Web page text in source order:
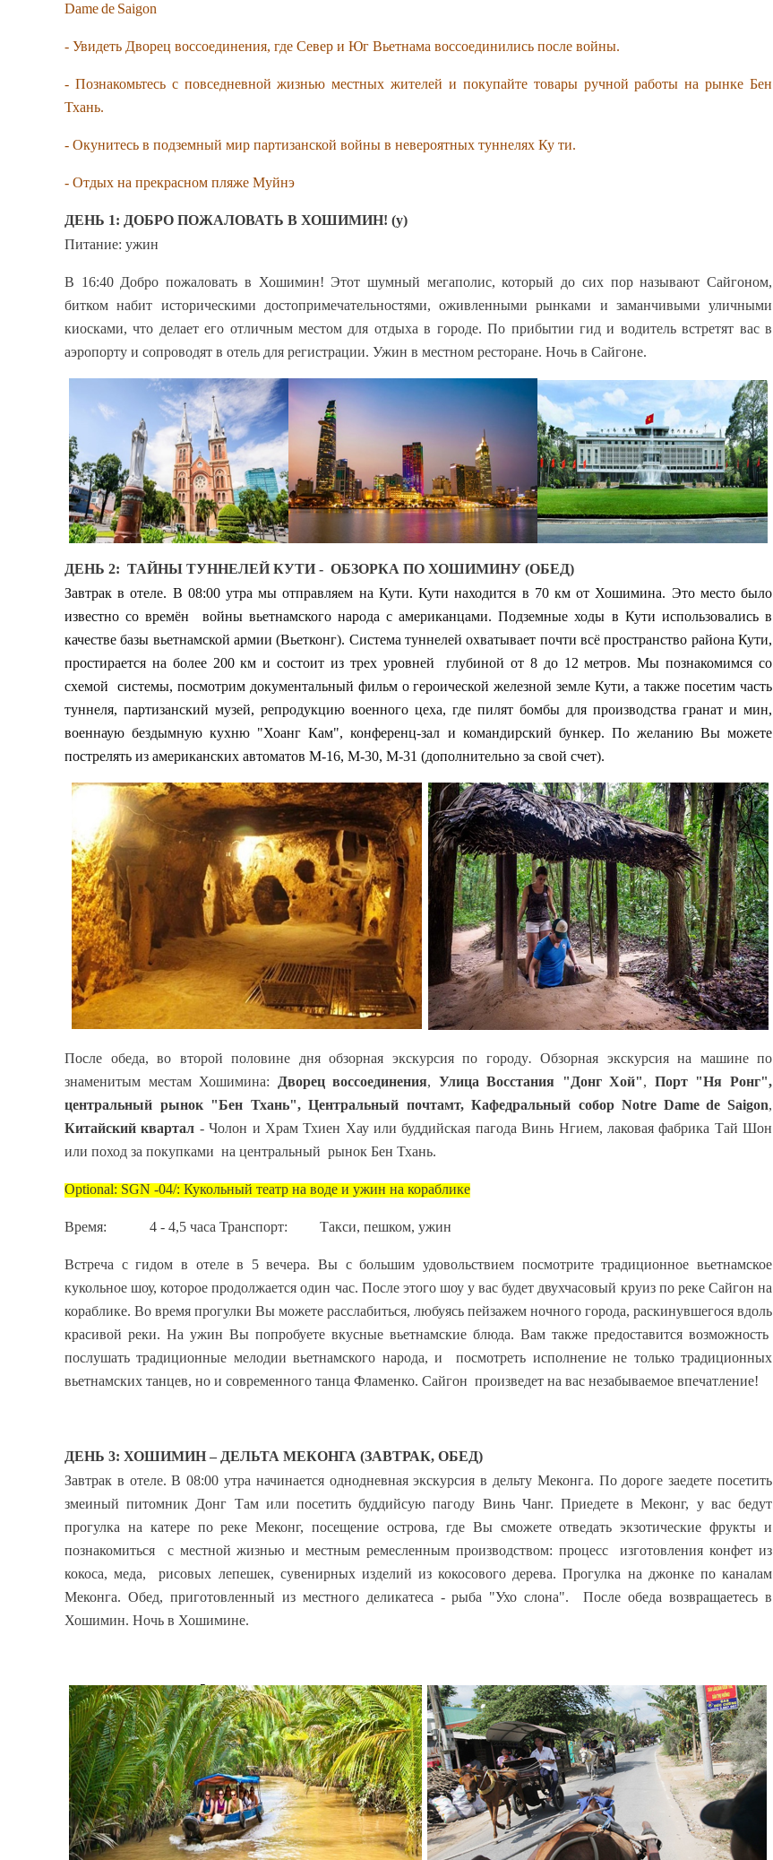
Damede Saigon
- Увидеть Дворец воссоединения, где Север и Юг Вьетнама воссоединились после войны.
- Познакомьтесь с повседневной жизнью местных жителей и покупайте товары ручной работы на рынке Бен
Тхань.
- Окунитесь в подземный мир партизанской войны в невероятных туннелях Ку ти.
- Отдых на прекрасном пляже Муйнэ
ДЕНЬ 1: ДОБРО ПОЖАЛОВАТЬ В ХОШИМИН! (у)
Питание: ужин
В 16:40 Добро пожаловать в Хошимин! Этот шумный мегаполис, который до сих пор называют Сайгоном,
битком набит историческими достопримечательностями, оживленными рынками и заманчивыми уличными
киосками, что делает его отличным местом для отдыха в городе. По прибытии гид и водитель встретят вас в
аэропорту и сопроводят в отель для регистрации. Ужин в местном ресторане. Ночь в Сайгоне.
ДЕНЬ 2: ТАЙНЫ ТУННЕЛЕЙ КУТИ - ОБЗОРКА ПО ХОШИМИНУ (ОБЕД)
Завтрак в отеле. В 08:00 утра мы отправляем на Кути. Кути находится в 70 км от Хошимина. Это место было
известно со времён войны вьетнамского народа с американцами. Подземные ходы в Кути использовались в
качестве базы вьетнамской армии (Вьетконг). Система туннелей охватывает почти всё пространство района Кути,
простирается на более 200 км и состоит из трех уровней глубиной от 8 до 12 метров. Мы познакомимся со
схемой системы, посмотрим документальный фильм о героической железной земле Кути, а также посетим часть
туннеля, партизанский музей, репродукцию военного цеха, где пилят бомбы для производства гранат и мин,
военнаую бездымную кухню "Хоанг Кам", конференц-зал и командирский бункер. По желанию Вы можете
пострелять из американских автоматов М-16, М-30, М-31 (дополнительно за свой счет).
После обеда, во второй половине дня обзорная экскурсия по городу. Обзорная экскурсия на машине по
знаменитым местам Хошимина:
Дворец воссоединения, Улица Восстания "Донг Хой", Порт "Ня Ронг",
центральный рынок "Бен Тхань", Центральный почтамт, Кафедральный соборNotre Dame de Saigon,
Китайский квартал - Чолон и Храм Тхиен Хау или буддийская пагода Винь Нгием, лаковая фабрика Тай Шон
или поход за покупками на центральный рынок Бен Тхань.
Оptional: SGN -04/: Кукольный театр на воде и ужин на кораблике
Время: 4 - 4,5 часа Транспорт: Такси, пешком, ужин
Встреча с гидом в отеле в 5 вечера. Вы с большим удовольствием посмотрите традиционное вьетнамское
кукольное шоу, которое продолжается один час. После этого шоу у вас будет двухчасовый круиз по реке Сайгон на
кораблике. Во время прогулки Вы можете расслабиться, любуясь пейзажем ночного города, раскинувшегося вдоль
красивой реки. На ужин Вы попробуете вкусные вьетнамские блюда. Вам также предоставится возможность
послушать традиционные мелодии вьетнамского народа, и посмотреть исполнение не только традиционных
вьетнамских танцев, но и современного танца Фламенко. Сайгон произведет на вас незабываемое впечатление!
ДЕНЬ 3: ХОШИМИН – ДЕЛЬТА МЕКОНГА (ЗАВТРАК, ОБЕД)
Завтрак в отеле. В 08:00 утра начинается однодневная экскурсия в дельту Меконга. По дороге заедете посетить
змеиный питомник Донг Там или посетить буддийсую пагоду Винь Чанг. Приедете в Меконг, у вас бедут
прогулка на катере по реке Меконг, посещение острова, где Вы сможете отведать экзотические фрукты и
познакомиться с местной жизнью и местным ремесленным производством: процесс изготовления конфет из
кокоса, меда, рисовых лепешек, сувенирных изделий из кокосового дерева. Прогулка на джонке по каналам
Меконга. Обед, приготовленный из местного деликатеса - рыба "Ухо слона". После обеда возвращаетесь в
Хошимин. Ночь в Хошимине.